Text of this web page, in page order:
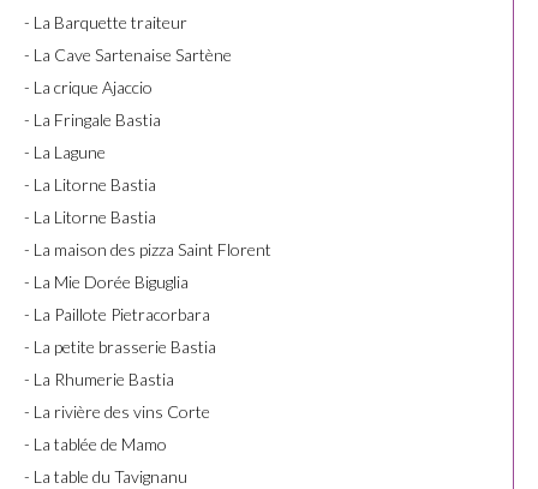
- La Barquette traiteur
- La Cave Sartenaise Sartène
- La crique Ajaccio
- La Fringale Bastia
- La Lagune
- La Litorne Bastia
- La Litorne Bastia
- La maison des pizza Saint Florent
- La Mie Dorée Biguglia
- La Paillote Pietracorbara
- La petite brasserie Bastia
- La Rhumerie Bastia
- La rivière des vins Corte
- La tablée de Mamo
- La table du Tavignanu